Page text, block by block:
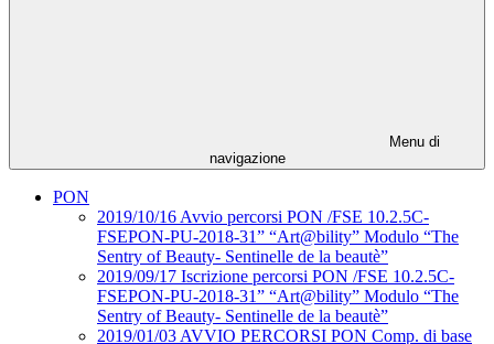
Menu di
navigazione
PON
2019/10/16 Avvio percorsi PON /FSE 10.2.5C-
FSEPON-PU-2018-31” “Art@bility” Modulo “The
Sentry of Beauty- Sentinelle de la beautè”
2019/09/17 Iscrizione percorsi PON /FSE 10.2.5C-
FSEPON-PU-2018-31” “Art@bility” Modulo “The
Sentry of Beauty- Sentinelle de la beautè”
2019/01/03 AVVIO PERCORSI PON Comp. di base